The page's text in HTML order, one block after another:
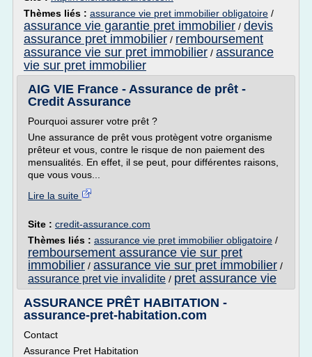
Thèmes liés : assurance vie pret immobilier obligatoire /
assurance vie garantie pret immobilier / devis
assurance pret immobilier / remboursement
assurance vie sur pret immobilier / assurance
vie sur pret immobilier
AIG VIE France - Assurance de prêt -
Credit Assurance
Pourquoi assurer votre prêt ?
Une assurance de prêt vous protègent votre organisme
prêteur et vous, contre le risque de non paiement des
mensualités. En effet, il se peut, pour différentes raisons,
que vous vous...
Lire la suite
Site : credit-assurance.com
Thèmes liés : assurance vie pret immobilier obligatoire /
remboursement assurance vie sur pret
immobilier / assurance vie sur pret immobilier /
assurance pret vie invalidite / pret assurance vie
ASSURANCE PRÊT HABITATION -
assurance-pret-habitation.com
Contact
Assurance Pret Habitation